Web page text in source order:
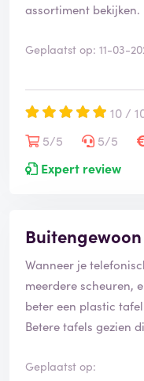
assortiment bekijken.
Geplaatst op: 11-03-
10 /
5/5
5/5
Expert review
Wanneer je
meerdere scheuren,
beter een plastic
Betere tafels gezien
Geplaatst op: